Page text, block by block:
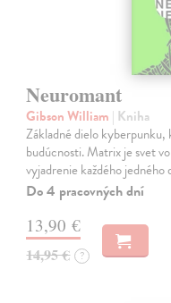
Neuromant
Gibson William | Kniha
Základné dielo kyberpunku,
budúcnosti. Matrix je svet
vyjadrenie každého
Do 4 pracovných dní
13,90 €
14,95 € ?